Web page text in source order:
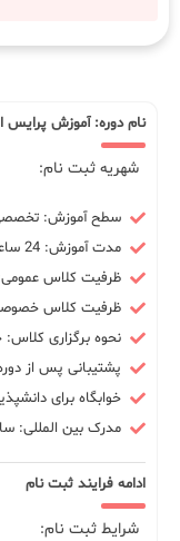
نام دوره: آموزش پرایس
شهریه ثبت نام:
سطح آموزش:
مدت آموزش: 24 ساعت
ظرفیت کلاس عمومی: 10
ظرفیت کلاس خصوصی: 3
نحوه برگزاری
پشتیبانی پس از دوره: 90
خوابگاه برای
مدرک بین المللی:
ادامه فرایند ثبت نام
شرایط ثبت نام: